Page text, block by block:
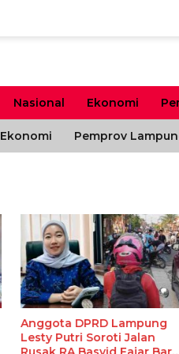
Nasional Ekonomi
Ekonomi Pemprov
Anggota DPRD Lampung
Lesty Putri Soroti Jalan
XL Raih